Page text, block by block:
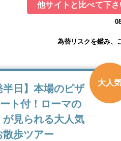
他サイトと比べて下
為替リスクを鑑み、
大人
半日】本場のピザ
ト付！ローマの
が見られる大人気
散歩ツアー